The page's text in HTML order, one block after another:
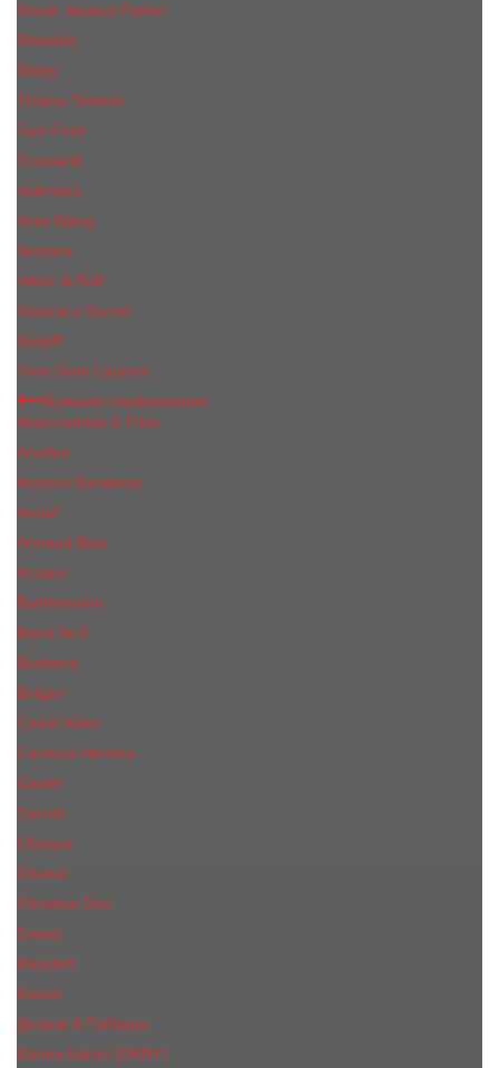
Sarah Jessica Parker
Shiseido
Sisley
Tiziana Terenzi
Tom Ford
Trussardi
Valentino
Vera Wang
Versace
Viktor & Rolf
Victoria s Secret
Xerjoff
Yves Saint Laurent
Мужская парфюмерия
Abercrombie & Fitch
Annifen
Antonio Banderas
Armaf
Armand Basi
Azzaro
Baldessarini
Bond № 9
Burberry
Bvlgari
Calvin Klein
Carolina Herrera
Cartier
Cerruti
Сliniquе
Chanel
Christian Dior
Creed
Davidoff
Diesel
Дольче & Габбана
Donna Karan (DKNY)